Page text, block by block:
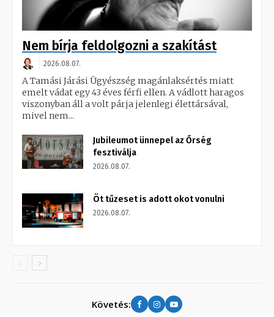
Nem bírja feldolgozni a szakítást
2026.08.07.
A Tamási Járási Ügyészség magánlaksértés miatt
emelt vádat egy 43 éves férfi ellen. A vádlott haragos
viszonyban áll a volt párja jelenlegi élettársával,
mivel nem...
Jubileumot ünnepel az Őrség
fesztiválja
2026.08.07.
Öt tűzeset is adott okot vonulni
2026.08.07.
Követés: